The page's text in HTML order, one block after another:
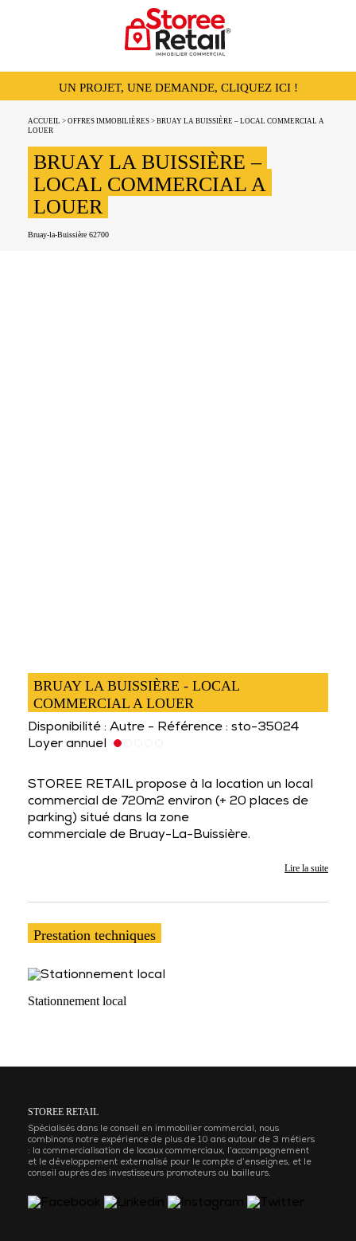
UN PROJET, UNE DEMANDE, CLIQUEZ ICI !
ACCUEIL > OFFRES IMMOBILIÈRES > BRUAY LA BUISSIÈRE – LOCAL COMMERCIAL A
LOUER
BRUAY LA BUISSIÈRE –
LOCAL COMMERCIAL A
LOUER
Bruay-la-Buissière 62700
BRUAY LA BUISSIÈRE - LOCAL
COMMERCIAL A LOUER
Disponibilité : Autre - Référence : sto-35024
Loyer annuel
STOREE RETAIL propose à la location un local
commercial de 720m2 environ (+ 20 places de
parking) situé dans la zone
commerciale de Bruay-La-Buissière.
Lire la suite
Prestation techniques
Stationnement local
STOREE RETAIL
Spécialisés dans le conseil en immobilier commercial, nous
combinons notre expérience de plus de 10 ans autour de 3 métiers
: la commercialisation de locaux commerciaux, l’accompagnement
et le développement externalisé pour le compte d’enseignes, et le
conseil auprès des investisseurs promoteurs ou bailleurs.